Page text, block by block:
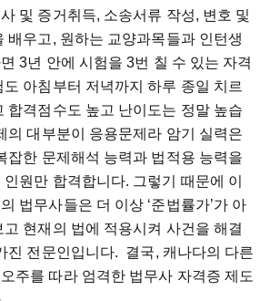
및 증거취득, 소송서류 작성, 변호 및
배우고, 원하는 교양과목들과 인턴생
3년 안에 시험을 3번 칠 수 있는 자격
아침부터 저녁까지 하루 종일 치르
합격점수도 높고 난이도는 정말 높습
의 대부분이 응용문제라 암기 실력은
잡한 문제해석 능력과 법적용 능력을
원만 합격합니다. 그렇기 때문에 이
법무사들은 더 이상 ‘준법률가’가 아
현재의 법에 적용시켜 사건을 해결
진 전문인입니다. 결국, 캐나다의 다른
주를 따라 엄격한 법무사 자격증 제도